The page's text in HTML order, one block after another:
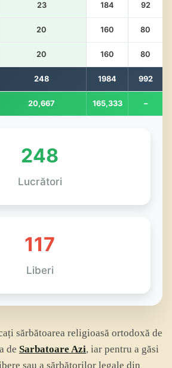
23 184 92
20 160 80
20 160 80
248 1984 992
20,667 165,333 –
248
Lucrători
117
Liberi
sărbătoarea religioasă ortodoxă de
de Sarbatoare Azi, iar pentru a găsi
sau a sărbătorilor legale din